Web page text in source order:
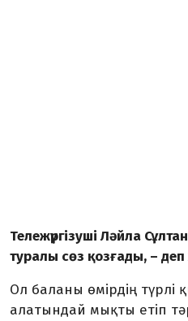
Тележүргізуші Ләйла
туралы сөз қозғады, –
Ол баланы өмірдің
алатындай мықты етіп